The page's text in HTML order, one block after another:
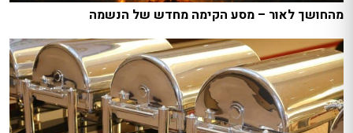
מהחושך לאור – מסע הקימה מחדש של הנשמה